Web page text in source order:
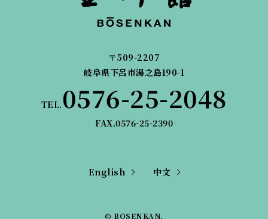
〒509-2207
岐阜県下呂市湯之島190-1
TEL.0576-25-2048
FAX.0576-25-2390
English 中文
© BOSENKAN.